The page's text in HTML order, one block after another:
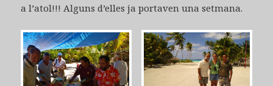
a l’atol!!! Alguns d’elles ja portaven una setmana.